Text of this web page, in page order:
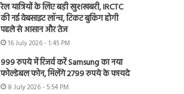
रेल यात्रियों के लिए बड़ी खुशखबरी, IRCTC
की नई वेबसाइट लॉन्च, टिकट बुकिंग होगी
पहले से आसान और तेज
16 July 2026 - 1:45 PM
999 रुपये में रिजर्व करें Samsung का नया
फोल्डेबल फोन, मिलेंगे 2799 रुपये के फायदे
8 July 2026 - 5:54 PM